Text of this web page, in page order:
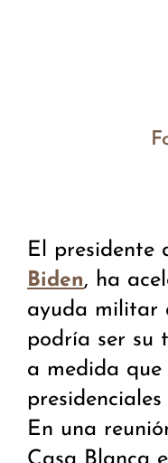
El presidente
Biden, ha
ayuda militar
podría ser su
a medida que
En una